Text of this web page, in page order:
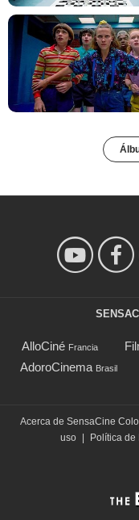
AlloCiné Francia
AdoroCinema Brasil
Acerca de SensaCine
uso | Política de